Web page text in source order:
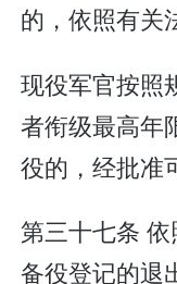
的，依照有关
现役军官按照
者衔级最高年
役的，经批准
第三十七条
备役登记的退